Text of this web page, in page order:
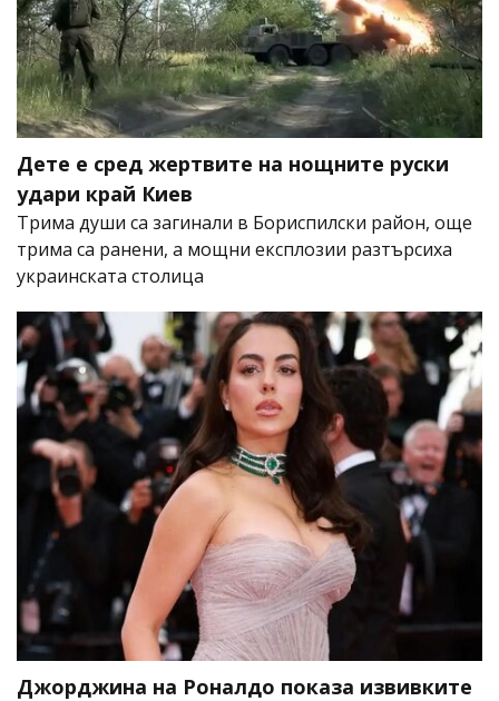
Дете е сред жертвите на нощните руски
удари край Киев
Трима души са загинали в Бориспилски район, още
трима са ранени, а мощни експлозии разтърсиха
украинската столица
Джорджина на Роналдо показа извивките